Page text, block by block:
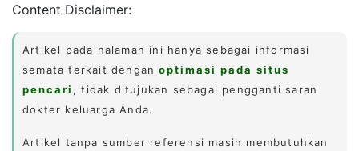
Content Disclaimer:
Artikel pada halaman ini hanya sebagai informasi
semata terkait denganoptimasi pada situs
pencari , tidak ditujukan sebagai pengganti saran
dokter keluarga Anda.
Artikel tanpa sumber referensi masih membutuhkan